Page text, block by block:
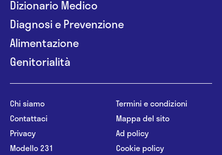
Dizionario Medico
Diagnosi e Prevenzione
Alimentazione
Genitorialità
Chi siamo
Contattaci
Privacy
Modello 231
Termini e condizioni
Mappa del sito
Ad policy
Cookie policy